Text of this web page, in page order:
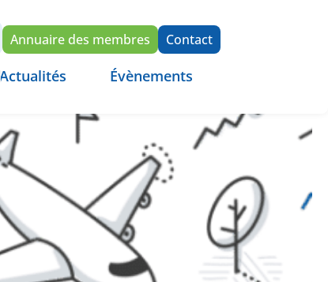
Annuaire des membres Contact
Actualités Évènements